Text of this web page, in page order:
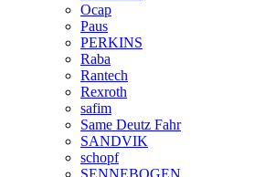
Ocap
Paus
PERKINS
Raba
Rantech
Rexroth
safim
Same Deutz Fahr
SANDVIK
schopf
SENNEBOGEN